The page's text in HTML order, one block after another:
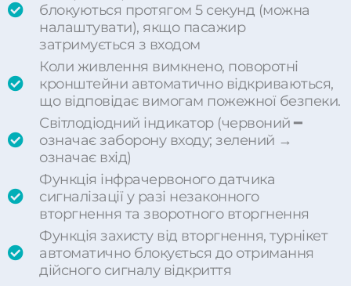
блокуються протягом 5 секунд (можна
налаштувати), якщо пасажир
затримується з входом
Коли живлення вимкнено, поворотні
кронштейни автоматично відкриваються,
що відповідає вимогам пожежної безпеки.
Світлодіодний індикатор (червоний ━
означає заборону входу; зелений →
означає вхід)
Функція інфрачервоного датчика
сигналізації у разі незаконного
вторгнення та зворотного вторгнення
Функція захисту від вторгнення, турнікет
автоматично блокується до отримання
дійсного сигналу відкриття